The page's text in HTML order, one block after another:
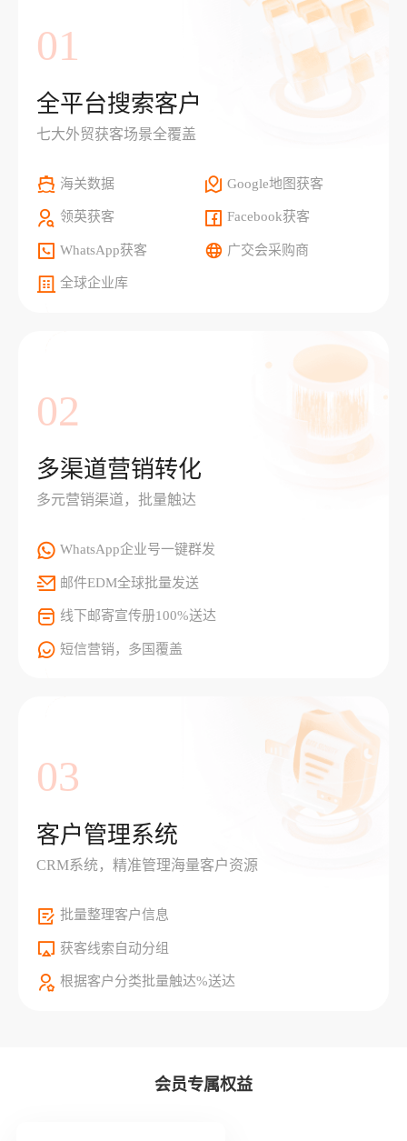
01
全平台搜索客户
七大外贸获客场景全覆盖
海关数据 Google地图获客
领英获客 Facebook获客
WhatsApp获客 广交会采购商
全球企业库
02
多渠道营销转化
多元营销渠道，批量触达
WhatsApp企业号一键群发
邮件EDM全球批量发送
线下邮寄宣传册100%送达
短信营销，多国覆盖
03
客户管理系统
CRM系统，精准管理海量客户资源
批量整理客户信息
获客线索自动分组
根据客户分类批量触达%送达
会员专属权益